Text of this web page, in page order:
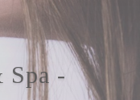
Spa -